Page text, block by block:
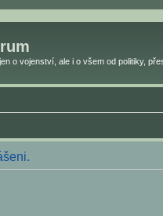
o vojenství, ale i o všem od politiky,